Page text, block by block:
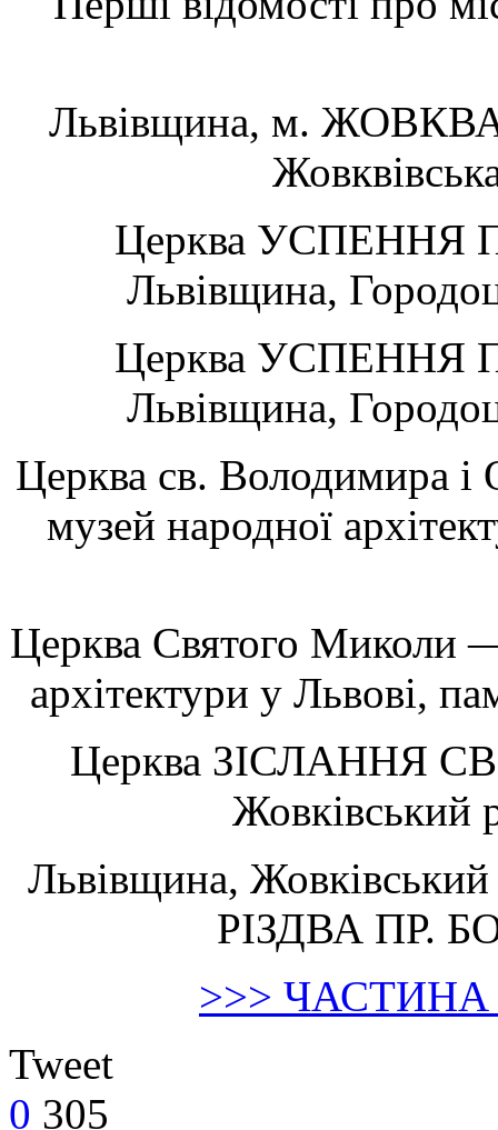
Львівщина, м.
Церква УСПЕННЯ
Львівщина,
Церква УСПЕННЯ
Львівщина,
Церква св. Володимира
музей народної
Церква Святого Миколи —
архітектури у Львові,
Церква ЗІСЛАННЯ
Львівщина,
РІЗДВА ПР.
>>> ЧАСТИНА
Tweet
0 305